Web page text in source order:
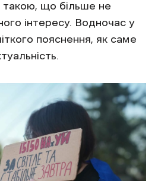
такою, що більше не
інтересу. Водночас у
пояснення, як саме